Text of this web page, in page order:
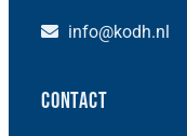
info@kodh.nl
Contact